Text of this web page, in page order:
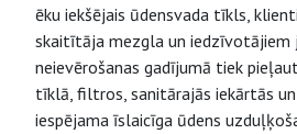
ēku iekšējais ūdensvada tīkls,
skaitītāja mezgla un iedzīvotājiem
neievērošanas gadījumā tiek
tīklā, filtros, sanitārajās iekārtās
iespējama īslaicīga ūdens